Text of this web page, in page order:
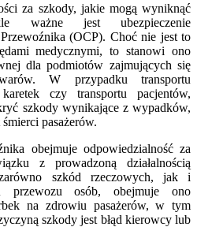
za szkody, jakie mogą wyniknąć
ważne jest ubezpieczenie
(OCP). Choć nie jest to
medycznymi, to stanowi ono
dla podmiotów zajmujących się
W przypadku transportu
czy transportu pacjentów,
szkody wynikające z wypadków,
pasażerów.
obejmuje odpowiedzialność za
z prowadzoną działalnością
szkód rzeczowych, jak i
przewozu osób, obejmuje ono
na zdrowiu pasażerów, w tym
szkody jest błąd kierowcy lub